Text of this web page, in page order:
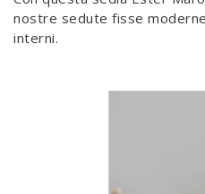
nostre sedute fisse
interni.